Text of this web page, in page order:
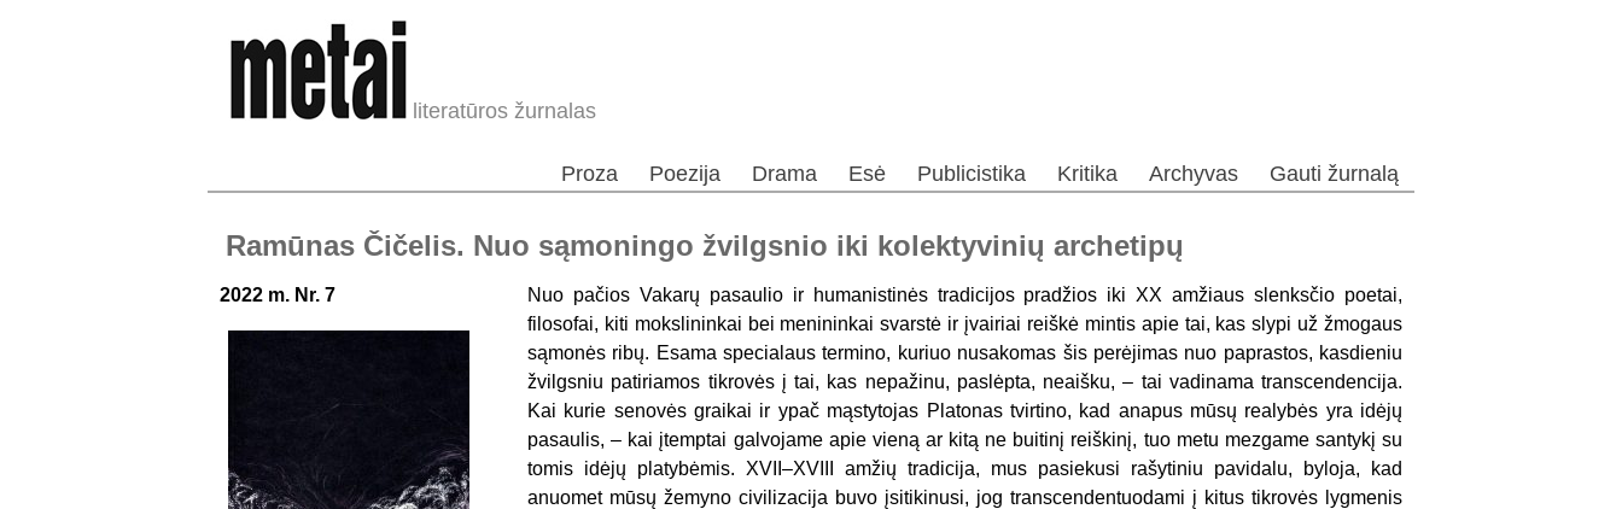
literatūros žurnalas
Proza Poezija Drama Esė Publicistika Kritika Archyvas Gauti žurnalą
Ramūnas Čičelis. Nuo sąmoningo žvilgsnio iki kolektyvinių archetipų
2022 m. Nr. 7
Nuo pačios Vakarų pasaulio ir humanistinės tradicijos pradžios iki XX amžiaus slenksčio poetai,
filosofai, kiti mokslininkai bei menininkai svarstė ir įvairiai reiškė mintis apie tai, kas slypi už žmogaus
sąmonės ribų. Esama specialaus termino, kuriuo nusakomas šis perėjimas nuo paprastos, kasdieniu
žvilgsniu patiriamos tikrovės į tai, kas nepažinu, paslėpta, neaišku, – tai vadinama transcendencija.
Kai kurie senovės graikai ir ypač mąstytojas Platonas tvirtino, kad anapus mūsų realybės yra idėjų
pasaulis, – kai įtemptai galvojame apie vieną ar kitą ne buitinį reiškinį, tuo metu mezgame santykį su
tomis idėjų platybėmis. XVII–XVIII amžių tradicija, mus pasiekusi rašytiniu pavidalu, byloja, kad
anuomet mūsų žemyno civilizacija buvo įsitikinusi, jog transcendentuodami į kitus tikrovės lygmenis